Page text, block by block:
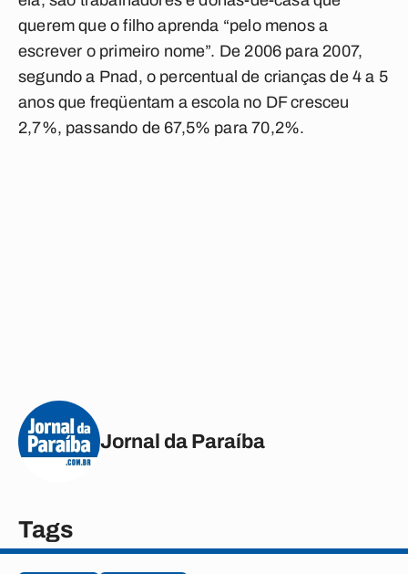
querem que o filho aprenda “pelo menos a
escrever o primeiro nome”. De 2006 para 2007,
segundo a Pnad, o percentual de crianças de 4 a 5
anos que freqüentam a escola no DF cresceu
2,7%, passando de 67,5% para 70,2%.
Jornal da Paraíba
Tags